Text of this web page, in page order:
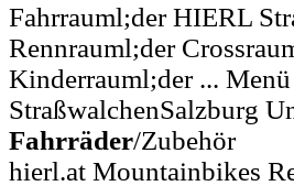
Fahrrauml;der HIERL
Rennrauml;der
Kinderrauml;der ...
StraßwalchenSalzburg
Fahrräder/Zubehör
hierl.at Mountainbikes